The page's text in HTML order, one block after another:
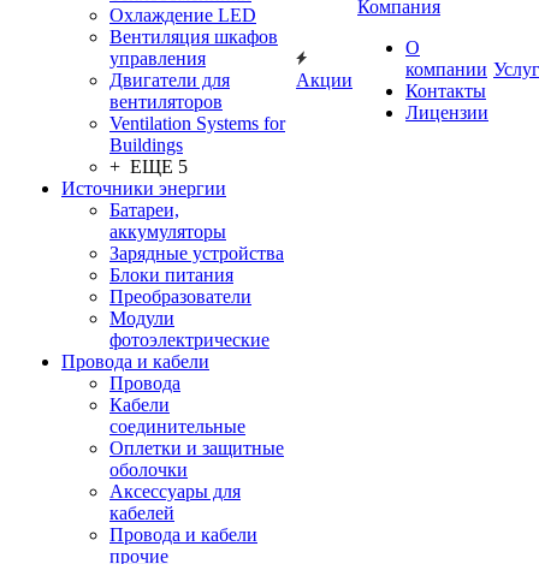
Охлаждение LED
Вентиляция шкафов
управления
Двигатели для
вентиляторов
Ventilation Systems for
Buildings
+ ЕЩЕ 5
Источники энергии
Батареи,
аккумуляторы
Зарядные устройства
Блоки питания
Преобразователи
Модули
фотоэлектрические
Провода и кабели
Провода
Кабели
соединительные
Оплетки и защитные
оболочки
Аксессуары для
кабелей
Провода и кабели
прочие
Акции
Компания
О
компании
Контакты
Лицензии